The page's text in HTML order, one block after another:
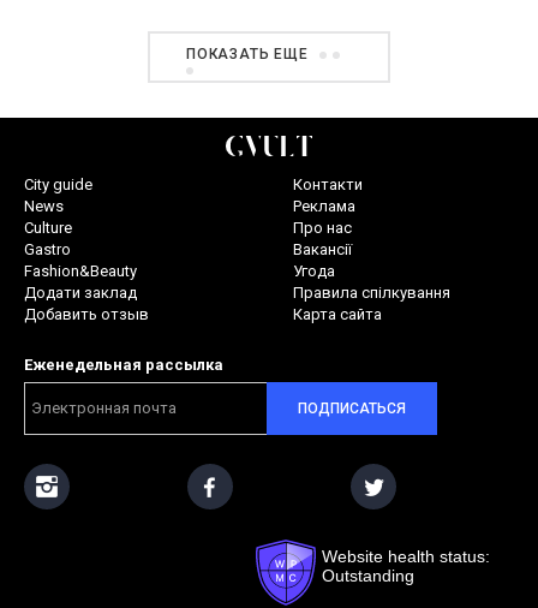
ПОКАЗАТЬ ЕЩЕ
City guide
News
Culture
Gastro
Fashion&Beauty
Додати заклад
Добавить отзыв
Контакти
Реклама
Про нас
Вакансії
Угода
Правила спілкування
Карта сайта
Еженедельная рассылка
ПОДПИСАТЬСЯ
Website health status:
Outstanding